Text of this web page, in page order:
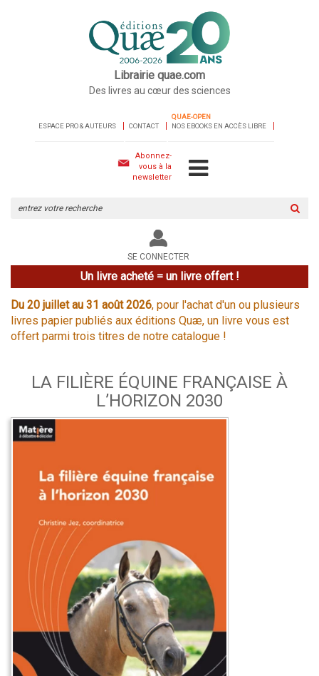
Librairie quae.com
Des livres au cœur des sciences
ESPACE PRO & AUTEURS CONTACT
QUAE-OPEN
NOS EBOOKS EN ACCÈS LIBRE
Abonnez-
vous à la
newsletter
le
site
SE CONNECTER
Un livre acheté = un livre offert !
Du 20 juillet au 31 août 2026, pour l'achat d'un ou plusieurs
livres papier publiés aux éditions Quæ, un livre vous est
offert parmi trois titres de notre catalogue !
LA FILIÈRE ÉQUINE FRANÇAISE À
L’HORIZON 2030